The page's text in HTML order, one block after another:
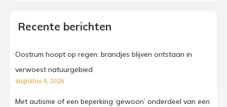
Recente berichten
Oostrum hoopt op regen: brandjes blijven ontstaan in
verwoest natuurgebied
augustus 8, 2026
Met autisme of een beperking ‘gewoon’ onderdeel van een